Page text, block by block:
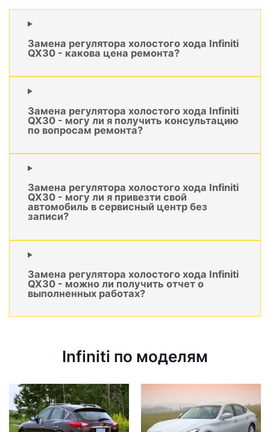
Замена регулятора холостого хода Infiniti
QX30 - какова цена ремонта?
Замена регулятора холостого хода Infiniti
QX30 - могу ли я получить консультацию
по вопросам ремонта?
Замена регулятора холостого хода Infiniti
QX30 - могу ли я привезти свой
автомобиль в сервисный центр без
записи?
Замена регулятора холостого хода Infiniti
QX30 - можно ли получить отчет о
выполненных работах?
Infiniti по моделям